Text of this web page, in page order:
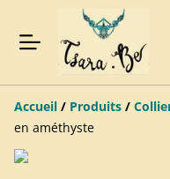
Accueil / Produits /
en améthyste